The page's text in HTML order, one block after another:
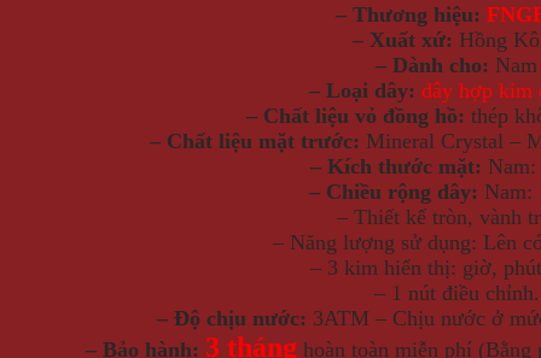
– Thương hiệu:
– Xuất xứ: Hồng
– Dành cho: Nam
– Loại dây: dây hợp kim
– Chất liệu vỏ đồng hồ: thép
– Chất liệu mặt trước: Mineral Crystal –
– Kích thước mặt:
– Chiều rộng dây: Nam:
– Thiết kế tròn, vành
– Năng lượng sử dụng: Lên
– 3 kim hiển thị: giờ,
– 1 nút điều
– Độ chịu nước: 3ATM – Chịu nước ở
– Bảo hành: 3 tháng hoàn toàn miễn phí (Bằng